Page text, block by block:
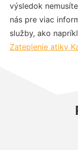
výsledok
nás pre viac
služby, ako
Zateplenie atiky